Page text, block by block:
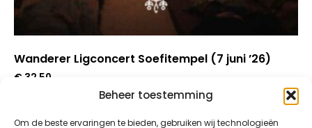
Beheer toestemming
Om de beste ervaringen te bieden, gebruiken wij technologieën
Wanderer Ligconcert Soefitempel (7 juni ’26)
€ 32,50